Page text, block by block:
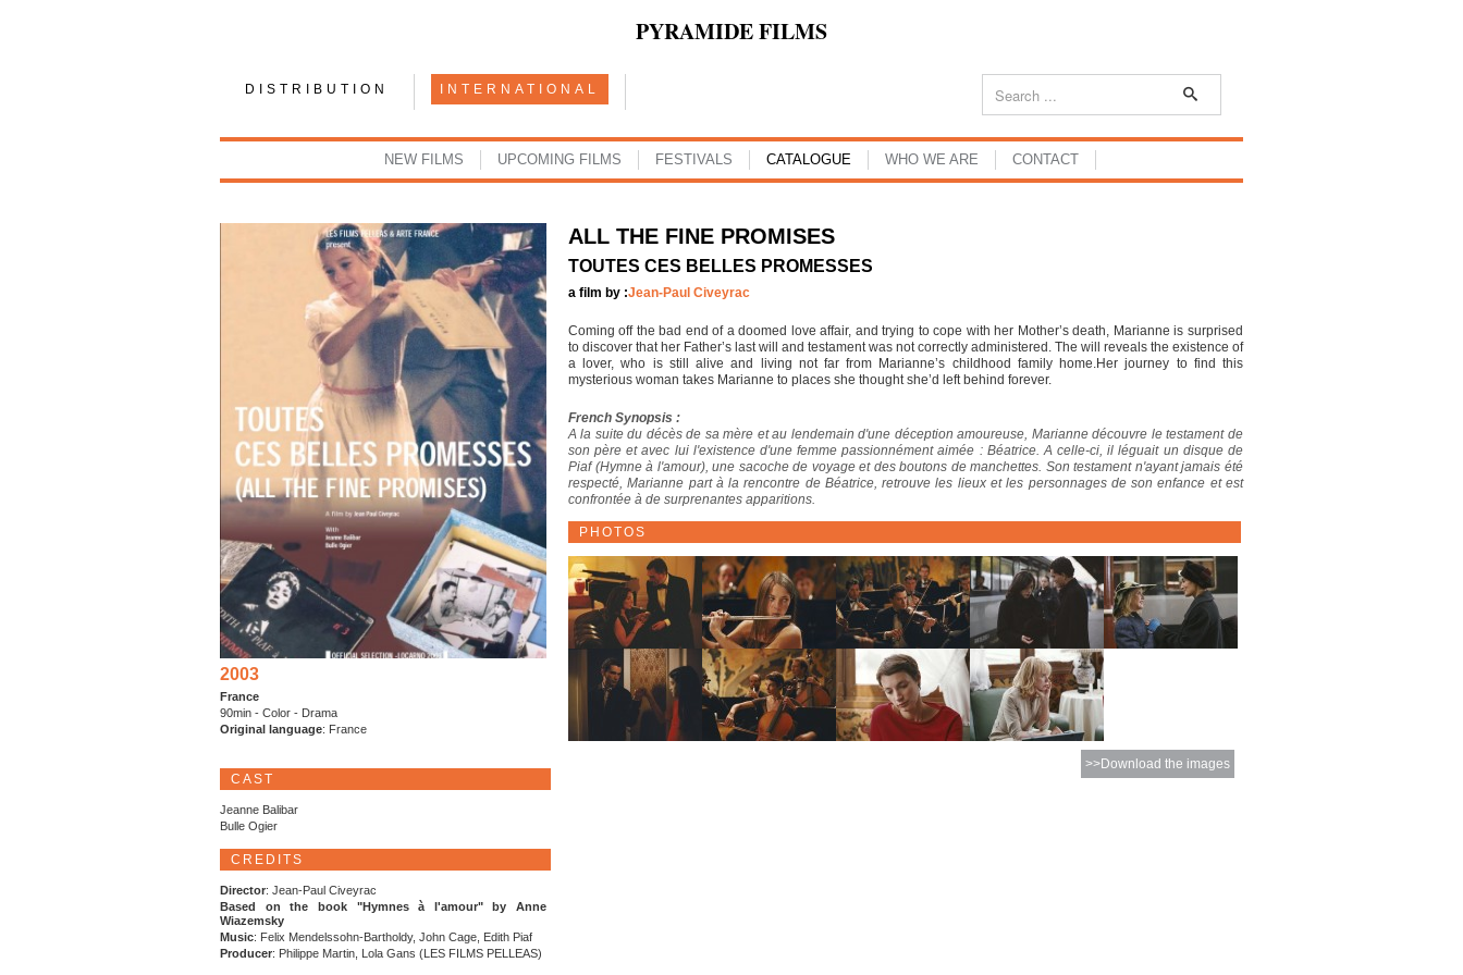
PYRAMIDE FILMS
DISTRIBUTION INTERNATIONAL
NEW FILMS UPCOMING FILMS FESTIVALS CATALOGUE WHO WE ARE CONTACT
2003
France
90min - Color - Drama
Original language: France
CAST
Jeanne Balibar
Bulle Ogier
CREDITS
Director: Jean-Paul Civeyrac
Based on the book "Hymnes à l'amour" by Anne
Wiazemsky
Music: Felix Mendelssohn-Bartholdy, John Cage, Edith Piaf
Producer: Philippe Martin, Lola Gans (LES FILMS PELLEAS)
ALL THE FINE PROMISES
TOUTES CES BELLES PROMESSES
a film by :Jean-Paul Civeyrac
Coming off the bad end of a doomed love affair, and trying to cope with her Mother’s death, Marianne is surprised
to discover that her Father’s last will and testament was not correctly administered. The will reveals the existence of
a lover, who is still alive and living not far from Marianne’s childhood family home.Her journey to find this
mysterious woman takes Marianne to places she thought she’d left behind forever.
French Synopsis :
A la suite du décès de sa mère et au lendemain d'une déception amoureuse, Marianne découvre le testament de
son père et avec lui l'existence d'une femme passionnément aimée : Béatrice. A celle-ci, il léguait un disque de
Piaf (Hymne à l'amour), une sacoche de voyage et des boutons de manchettes. Son testament n'ayant jamais été
respecté, Marianne part à la rencontre de Béatrice, retrouve les lieux et les personnages de son enfance et est
confrontée à de surprenantes apparitions.
PHOTOS
>>Download the images